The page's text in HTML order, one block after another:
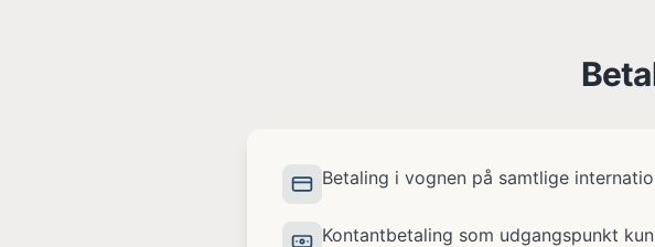
Betaling i vognen på samtlige
Kontantbetaling som udgangspunkt